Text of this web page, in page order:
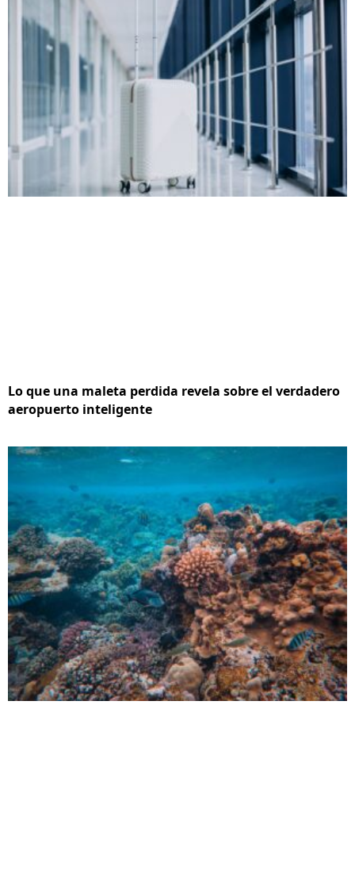
Lo que una maleta perdida revela sobre el verdadero
aeropuerto inteligente